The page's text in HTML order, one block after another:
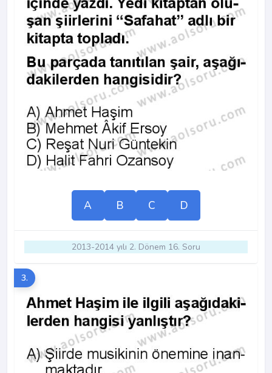
A B C D
2013-2014 yılı 2. Dönem 16. Soru
3.